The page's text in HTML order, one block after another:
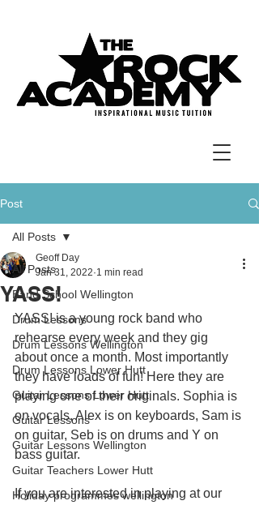
Post
All Posts
Band School Wellington
Drum Lessons
Drum Lessons Wellington
Drum Lessons Lower Hutt
Guitar Lessons Lower Hutt
Guitar Lessons
Guitar Lessons Wellington
Guitar Teachers Lower Hutt
Holiday programmes wellington
All Posts
YASS!
Geoff Day
Jan 31, 2022 1 min read
YASS! is a young rock band who
rehearse every week and they gig
about once a month. Most importantly
they have loads of fun! Here they are
playing one of their originals. Sophia is
on vocals, Alex is on keyboards, Sam is
on guitar, Seb is on drums and Y on
bass guitar.
If you are interested in playing at our